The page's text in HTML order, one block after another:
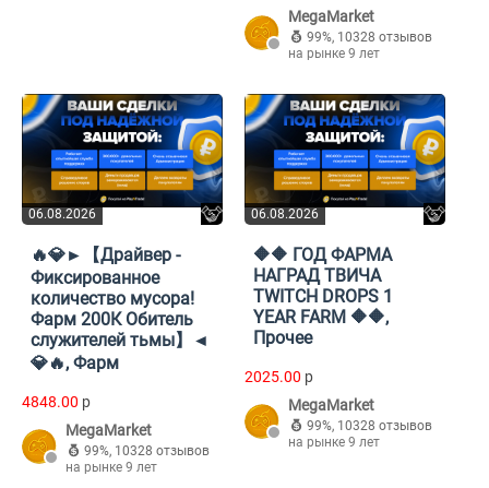
MegaMarket
99%, 10328 отзывов
на рынке 9 лет
06.08.2026
🔥💎►【Драйвер -
Фиксированное
количество мусора!
Фарм 200К Обитель
служителей тьмы】◄
💎🔥, Фарм
4848.00 p
MegaMarket
99%, 10328 отзывов
на рынке 9 лет
06.08.2026
🔶🔶 ГОД ФАРМА
НАГРАД ТВИЧА
TWITCH DROPS 1
YEAR FARM 🔶🔶,
Прочее
2025.00 p
MegaMarket
99%, 10328 отзывов
на рынке 9 лет